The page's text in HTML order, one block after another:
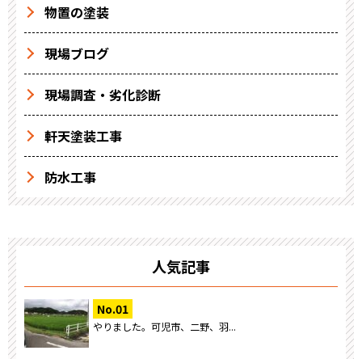
物置の塗装
現場ブログ
現場調査・劣化診断
軒天塗装工事
防水工事
人気記事
やりました。可児市、二野、羽...